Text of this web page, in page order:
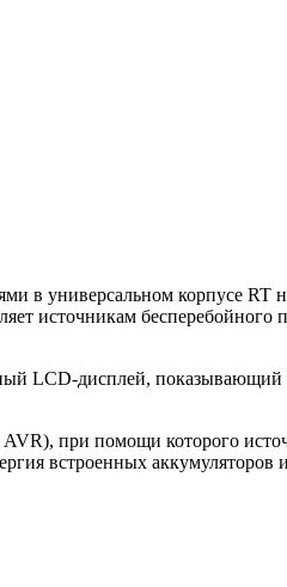
в универсальном корпусе
источникам бесперебойного
LCD-дисплей, показывающий
при помощи которого
встроенных аккумуляторов